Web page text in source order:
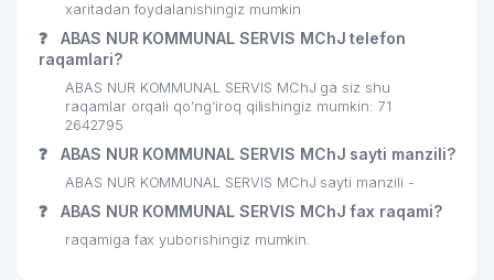
xaritadan foydalanishingiz mumkin
❓
ABAS NUR KOMMUNAL SERVIS MChJ telefon
raqamlari?
ABAS NUR KOMMUNAL SERVIS MChJ ga siz shu
raqamlar orqali qo’ng’iroq qilishingiz mumkin: 71
2642795
❓ ABAS NUR KOMMUNAL SERVIS MChJ sayti manzili?
ABAS NUR KOMMUNAL SERVIS MChJ sayti manzili -
❓ ABAS NUR KOMMUNAL SERVIS MChJ fax raqami?
raqamiga fax yuborishingiz mumkin.